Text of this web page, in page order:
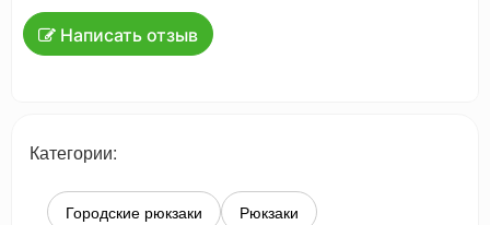
Написать отзыв
Категории:
Городские рюкзаки Рюкзаки